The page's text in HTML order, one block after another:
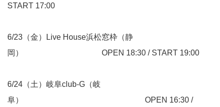
START 17:00
6/23（金）Live House浜松窓枠（静
岡） OPEN 18:30 / START 19:00
6/24（土）岐阜club-G（岐
阜） OPEN 16:30 /